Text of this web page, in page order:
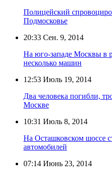
Полицейский
Подмосковье
20:33 Сен. 9, 2014
На юго-западе Москвы в
несколько машин
12:53 Июль 19, 2014
Два человека погибли,
Москве
10:31 Июль 8, 2014
На Осташковском шоссе
автомобилей
07:14 Июнь 23, 2014